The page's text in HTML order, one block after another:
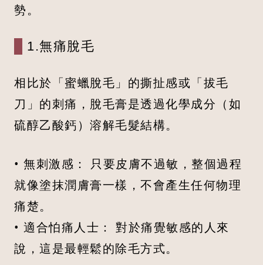
勢。
1.無痛脫毛
相比於「蜜蠟脫毛」的撕扯感或「拔毛
刀」的刺痛，脫毛膏是透過化學成分（如
硫醇乙酸鈣）溶解毛髮結構。
• 無刺激感： 只要皮膚不過敏，整個過程
就像塗抹潤膚膏一樣，不會產生任何物理
痛楚。
• 適合怕痛人士： 對於痛覺敏感的人來
說，這是最輕鬆的除毛方式。